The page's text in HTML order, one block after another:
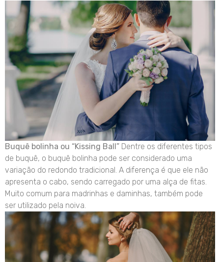
Buquê bolinha ou “Kissing Ball” Dentre os diferentes tipos
de buquê, o buquê bolinha pode ser considerado uma
variação do redondo tradicional. A diferença é que ele não
apresenta o cabo, sendo carregado por uma alça de fitas.
Muito comum para madrinhas e daminhas, também pode
ser utilizado pela noiva.